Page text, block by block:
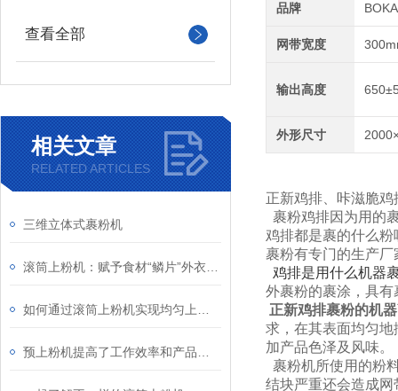
查看全部
相关文章
RELATED ARTICLES
三维立体式裹粉机
品牌
网带宽度
输出高度
外形尺寸
正新鸡排、咔滋脆
裹粉鸡排因为用的
鸡排都是裹的什么
裹粉有专门的生产厂
鸡排是用什么机器
外裹粉的裹涂，具
正新鸡排裹粉的机器
求，在其表面均匀
加产品色泽及风味。
裹粉机所使用的粉
结块严重还会造成